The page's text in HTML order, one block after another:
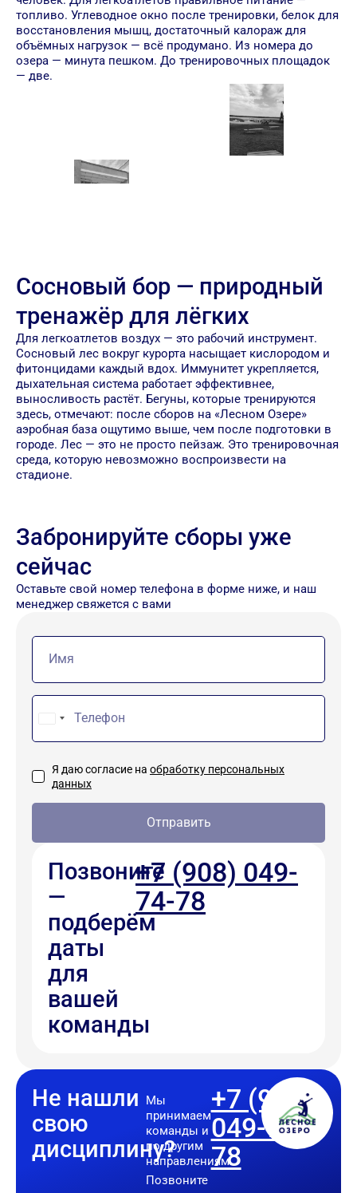
топливо. Углеводное окно после тренировки, белок для
восстановления мышц, достаточный калораж для
объёмных нагрузок — всё продумано. Из номера до
озера — минута пешком. До тренировочных площадок
— две.
Сосновый бор — природный
тренажёр для лёгких
Для легкоатлетов воздух — это рабочий инструмент.
Сосновый лес вокруг курорта насыщает кислородом и
фитонцидами каждый вдох. Иммунитет укрепляется,
дыхательная система работает эффективнее,
выносливость растёт. Бегуны, которые тренируются
здесь, отмечают: после сборов на «Лесном Озере»
аэробная база ощутимо выше, чем после подготовки в
городе. Лес — это не просто пейзаж. Это тренировочная
среда, которую невозможно воспроизвести на
стадионе.
Забронируйте сборы уже
сейчас
Оставьте свой номер телефона в форме ниже, и наш
менеджер свяжется с вами
Russia
+7
Я даю согласие на обработку персональных
данных
Отправить
Позвоните
—
подберём
даты
для
вашей
команды
+7 (908) 049-
74-78
Не нашли
свою
дисциплину?
Мы
принимаем
команды и
по другим
направлениям.
Позвоните
+7 (908)
049-74-
78